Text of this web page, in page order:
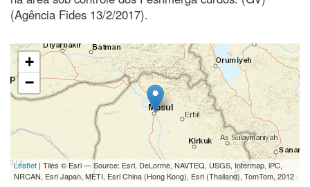
(Agência Fides 13/2/2017).
+
−
Leaflet | Tiles © Esri — Source: Esri, DeLorme, NAVTEQ, USGS, Intermap, iPC,
NRCAN, Esri Japan, METI, Esri China (Hong Kong), Esri (Thailand), TomTom, 2012